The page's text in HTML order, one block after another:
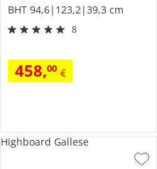
BHT 94,6|123,2|39,3 cm
8
458,00 €
Highboard Gallese